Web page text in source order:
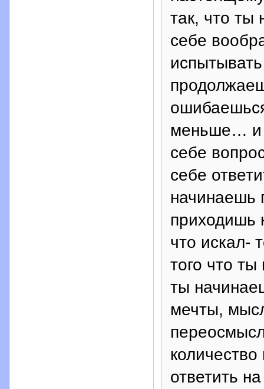
так, что ты
себе
меньше… и
себе
себе
начинаешь
приходишь
что искал-
того что
ты
мечты,
ответить